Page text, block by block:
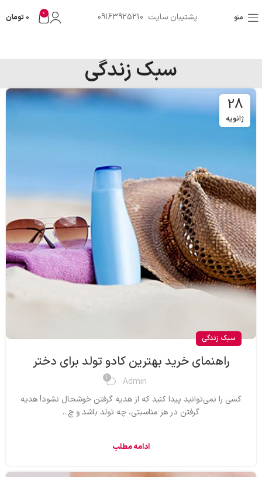
منو پشتیبان سایت 09163925210 0
0 تومان
سبک زندگی
28
ژانویه
سبک زندگی
راهنمای خرید بهترین کادو تولد برای دختر
Admin
1
کسی را نمی‌توانید پیدا کنید که از هدیه گرفتن خوشحال نشود! هدیه
گرفتن در هر مناسبتی، چه تولد باشد و چ...
ادامه مطلب